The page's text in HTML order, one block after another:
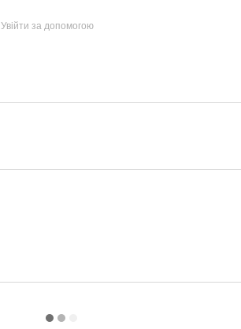
Увійти за допомогою